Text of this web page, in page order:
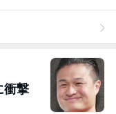
衝撃